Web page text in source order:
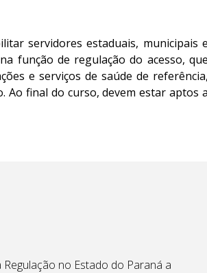
servidores estaduais, municipais e
função de regulação do acesso, que
e serviços de saúde de referência,
Ao final do curso, devem estar aptos a
no Estado do Paraná a